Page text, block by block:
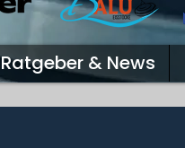
Ratgeber & News